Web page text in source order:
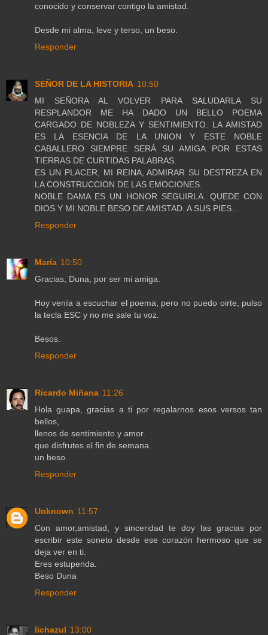
conocido y conservar contigo la amistad.
Desde mi alma, leve y terso, un beso.
Responder
SEÑOR DE LA HISTORIA 10:50
MI SEÑORA AL VOLVER PARA SALUDARLA SU
RESPLANDOR ME HA DADO UN BELLO POEMA
CARGADO DE NOBLEZA Y SENTIMIENTO. LA AMISTAD
ES LA ESENCIA DE LA UNION Y ESTE NOBLE
CABALLERO SIEMPRE SERÁ SU AMIGA POR ESTAS
TIERRAS DE CURTIDAS PALABRAS.
ES UN PLACER, MI REINA, ADMIRAR SU DESTREZA EN
LA CONSTRUCCION DE LAS EMOCIONES.
NOBLE DAMA ES UN HONOR SEGUIRLA. QUEDE CON
DIOS Y MI NOBLE BESO DE AMISTAD. A SUS PIES...
Responder
María 10:50
Gracias, Duna, por ser mi amiga.
Hoy venía a escuchar el poema, pero no puedo oirte, pulso
la tecla ESC y no me sale tu voz.
Besos.
Responder
Ricardo Miñana 11:26
Hola guapa, gracias a ti por regalarnos esos versos tan
bellos,
llenos de sentimiento y amor.
que disfrutes el fin de semana.
un beso.
Responder
Unknown 11:57
Con amor,amistad, y sinceridad te doy las gracias por
escribir este soneto desde ese corazón hermoso que se
deja ver en ti.
Eres estupenda.
Beso Duna
Responder
lichazul 13:00